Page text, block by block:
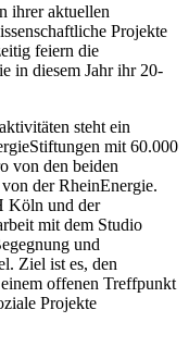
ihrer aktuellen
Projekte
feiern die
in diesem Jahr ihr 20-
steht ein
mit 60.000
von den beiden
der RheinEnergie.
Köln und der
mit dem Studio
und
Ziel ist es, den
offenen Treffpunkt
Projekte